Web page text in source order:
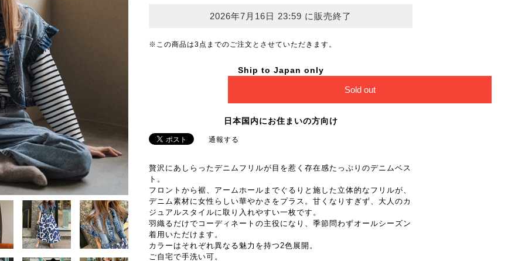
2026年7月16日 23:59 に販売終了
※この商品は3点までのご注文とさせていただきます。
Ship to Japan only
Sold out
日本国内にお住まいの方向け
通報する
贅沢にあしらったデニムフリルが目を惹く存在感たっぷりのデニムベス
ト。
フロントから裾、アームホールまでぐるりと施した立体的なフリルが、
デニム素材に女性らしい華やかさをプラス。甘くなりすぎず、大人のカ
ジュアルスタイルに取り入れやすい一枚です。
羽織るだけでコーディネートの主役になり、季節問わずオールシーズン
着用いただけます。
カラーはそれぞれ異なる魅力を持つ2色展開。
ご自宅で手洗い可。